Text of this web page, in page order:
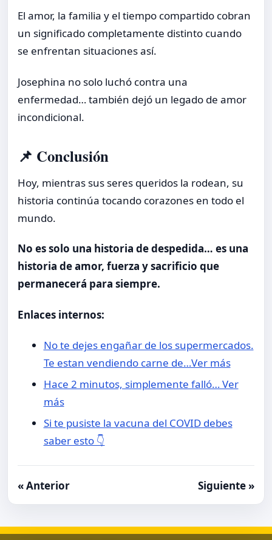
El amor, la familia y el tiempo compartido cobran
un significado completamente distinto cuando
se enfrentan situaciones así.
Josephina no solo luchó contra una
enfermedad… también dejó un legado de amor
incondicional.
📌 Conclusión
Hoy, mientras sus seres queridos la rodean, su
historia continúa tocando corazones en todo el
mundo.
No es solo una historia de despedida… es una
historia de amor, fuerza y sacrificio que
permanecerá para siempre.
Enlaces internos:
No te dejes engañar de los supermercados.
Te estan vendiendo carne de…Ver más
Hace 2 minutos, simplemente falló… Ver
más
Si te pusiste la vacuna del COVID debes
saber esto 👇
« Anterior Siguiente »